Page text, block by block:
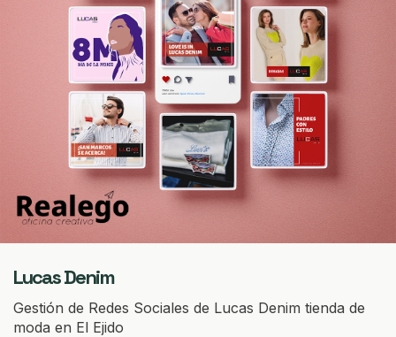
Lucas Denim
Gestión de Redes Sociales de Lucas Denim tienda de
moda en El Ejido